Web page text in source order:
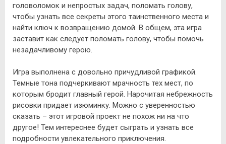
головоломок и непростых задач, поломать голову,
чтобы узнать все секреты этого таинственного места и
найти ключ к возвращению домой. В общем, эта игра
заставит как следует поломать голову, чтобы помочь
незадачливому герою.
Игра выполнена с довольно причудливой графикой.
Темные тона подчеркивают мрачность тех мест, по
которым бродит главный герой. Нарочитая небрежность
рисовки придает изюминку. Можно с уверенностью
сказать – этот игровой проект не похож ни на что
другое! Тем интереснее будет сыграть и узнать все
подробности увлекательного приключения.